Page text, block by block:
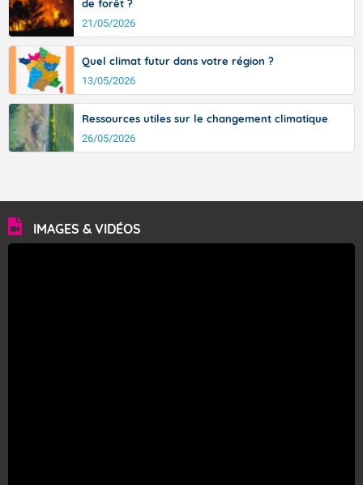
de forêt ?
21/05/2026
Quel climat futur dans votre région ?
13/05/2026
Ressources utiles sur le changement climatique
26/05/2026
IMAGES & VIDÉOS